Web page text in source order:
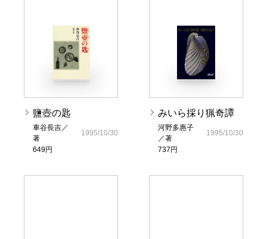
鹽壺の匙
車谷長吉／
著
649円
1995/10/30
みいら採り猟奇譚
河野多惠子
／著
737円
1995/10/30